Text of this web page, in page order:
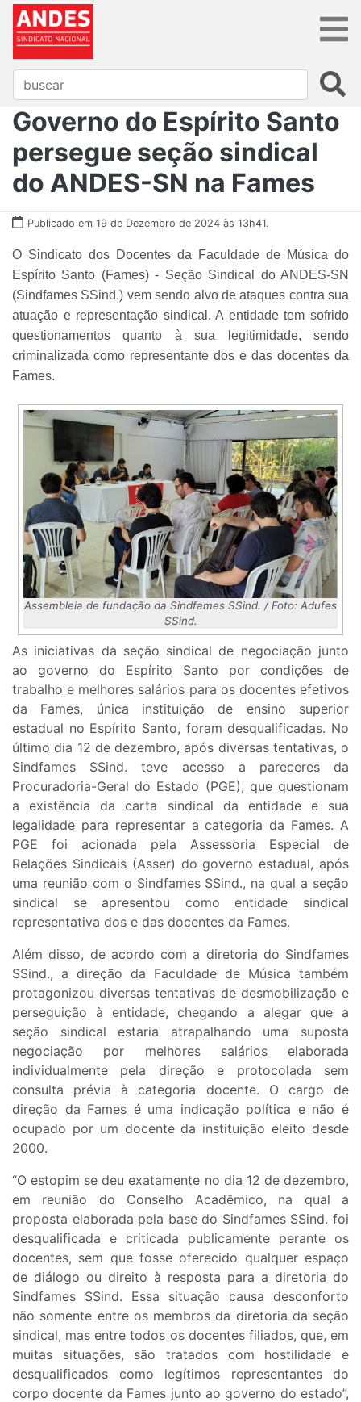
Governo do Espírito Santo
persegue seção sindical
do ANDES-SN na Fames
Publicado em 19 de Dezembro de 2024 às 13h41.
O Sindicato dos Docentes da Faculdade de Música do
Espírito Santo (Fames) - Seção Sindical do ANDES-SN
(Sindfames SSind.) vem sendo alvo de ataques contra sua
atuação e representação sindical. A entidade tem sofrido
questionamentos quanto à sua legitimidade, sendo
criminalizada como representante dos e das docentes da
Fames.
Assembleia de fundação da Sindfames SSind. / Foto: Adufes
SSind.
As iniciativas da seção sindical de negociação junto
ao governo do Espírito Santo por condições de
trabalho e melhores salários para os docentes efetivos
da Fames, única instituição de ensino superior
estadual no Espírito Santo, foram desqualificadas. No
último dia 12 de dezembro, após diversas tentativas, o
Sindfames SSind. teve acesso a pareceres da
Procuradoria-Geral do Estado (PGE), que questionam
a existência da carta sindical da entidade e sua
legalidade para representar a categoria da Fames. A
PGE foi acionada pela Assessoria Especial de
Relações Sindicais (Asser) do governo estadual, após
uma reunião com o Sindfames SSind., na qual a seção
sindical se apresentou como entidade sindical
representativa dos e das docentes da Fames.
Além disso, de acordo com a diretoria do Sindfames
SSind., a direção da Faculdade de Música também
protagonizou diversas tentativas de desmobilização e
perseguição à entidade, chegando a alegar que a
seção sindical estaria atrapalhando uma suposta
negociação por melhores salários elaborada
individualmente pela direção e protocolada sem
consulta prévia à categoria docente. O cargo de
direção da Fames é uma indicação política e não é
ocupado por um docente da instituição eleito desde
2000.
“O estopim se deu exatamente no dia 12 de dezembro,
em reunião do Conselho Acadêmico, na qual a
proposta elaborada pela base do Sindfames SSind. foi
desqualificada e criticada publicamente perante os
docentes, sem que fosse oferecido qualquer espaço
de diálogo ou direito à resposta para a diretoria do
Sindfames SSind. Essa situação causa desconforto
não somente entre os membros da diretoria da seção
sindical, mas entre todos os docentes filiados, que, em
muitas situações, são tratados com hostilidade e
desqualificados como legítimos representantes do
corpo docente da Fames junto ao governo do estado”,